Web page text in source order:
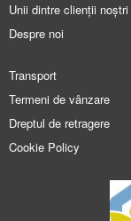
Unii dintre clienții noștri
Despre noi
Transport
Termeni de vânzare
Dreptul de retragere
Cookie Policy